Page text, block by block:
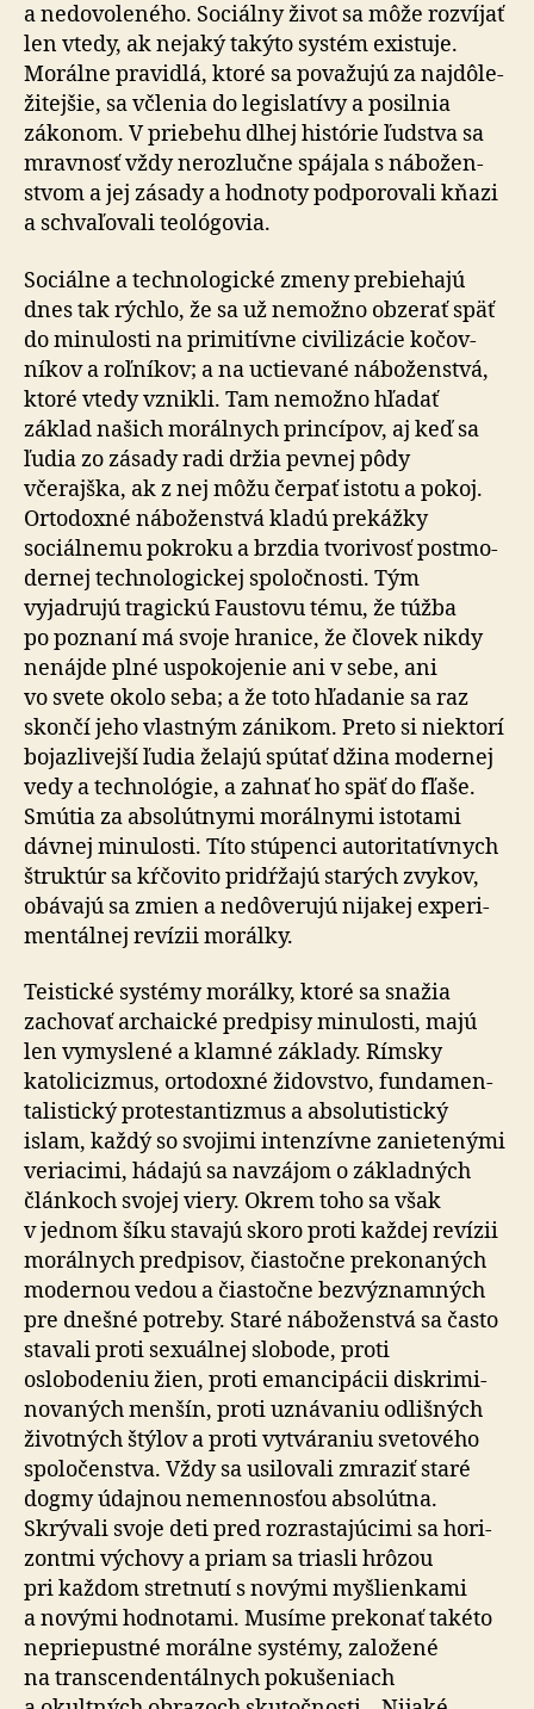
a ne­do­vo­le­ného. Sociálny život sa môže rozvíjať
len vtedy, ak nejaký takýto systém existuje.
Morálne pravidlá, ktoré sa považujú za naj­dô­le­
ži­tejšie, sa včlenia do le­gis­la­tívy a posilnia
zákonom. V priebehu dlhej histórie ľudstva sa
mravnosť vždy nerozlučne spájala s ná­bo­žen­
stvom a jej zásady a hodnoty pod­po­ro­vali kňazi
a schva­ľo­vali teo­ló­govia.
Sociálne a technologické zmeny prebiehajú
dnes tak rýchlo, že sa už nemožno obzerať späť
do mi­nu­losti na pri­mi­tívne ci­vi­li­zácie ko­čov­
níkov a roľ­níkov; a na uctie­vané ná­bo­žen­stvá,
ktoré vtedy vznikli. Tam nemožno hľadať
základ našich morálnych princípov, aj keď sa
ľudia zo zásady radi držia pevnej pôdy
včerajška, ak z nej môžu čerpať istotu a pokoj.
Orto­doxné náboženstvá kladú prekážky
sociálnemu pokroku a brzdia tvorivosť post­mo­
der­nej tech­no­lo­gickej spo­loč­nosti. Tým
vyjadrujú tragickú Faustovu tému, že túžba
po poznaní má svoje hranice, že človek nikdy
nenájde plné uspo­ko­je­nie ani v sebe, ani
vo svete okolo seba; a že toto hľadanie sa raz
skončí jeho vlastným zánikom. Preto si niektorí
bojazlivejší ľudia želajú spútať džina modernej
vedy a tech­no­ló­gie, a zahnať ho späť do fľaše.
Smútia za abso­lút­nymi morálnymi istotami
dávnej minulosti. Títo stúpenci auto­ri­ta­tív­nych
štruktúr sa kŕčovito pridŕžajú starých zvykov,
obávajú sa zmien a ne­dô­ve­rujú nijakej expe­ri­
men­tálnej revízii morálky.
Teistické systémy morálky, ktoré sa snažia
zachovať archaické predpisy minulosti, majú
len vymyslené a klamné základy. Rímsky
katolicizmus, ortodoxné židovstvo, fun­da­men­
ta­lis­tický pro­testan­tiz­mus a abso­lu­tis­tický
islam, každý so svojimi inten­zívne zanietenými
veriacimi, hádajú sa navzájom o základných
článkoch svojej viery. Okrem toho sa však
v jednom šíku stavajú skoro proti každej revízii
morálnych predpisov, čiastočne pre­ko­na­ných
mo­der­nou vedou a čiastočne bez­význam­ných
pre dnešné potreby. Staré náboženstvá sa často
stavali proti sexuálnej slobode, proti
oslobodeniu žien, proti emancipácii diskri­mi­
no­vaných menšín, proti uznávaniu odlišných
životných štýlov a proti vytváraniu svetového
spoločenstva. Vždy sa usilovali zmraziť staré
dogmy údajnou nemennosťou absolútna.
Skrývali svoje deti pred roz­rasta­jú­cimi sa hori­
zontmi výchovy a priam sa triasli hrôzou
pri každom stretnutí s novými myš­lien­kami
a novými hodnotami. Musíme prekonať takéto
ne­prie­pustné morálne systémy, založené
na trans­cen­den­tálnych pokušeniach